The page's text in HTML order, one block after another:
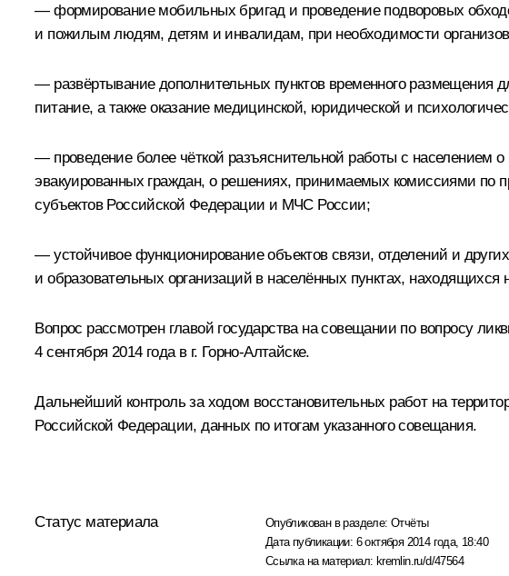
— формирование мобильных бригад и проведение подворовых
и пожилым людям, детям и инвалидам, при необходимости
— развёртывание дополнительных пунктов временного размещения
питание, а также оказание медицинской, юридической и
— проведение более чёткой разъяснительной работы с населением
эвакуированных граждан, о решениях, принимаемых комиссиями по
субъектов Российской Федерации и МЧС России;
— устойчивое функционирование объектов связи, отделений и
и образовательных организаций в населённых пунктах,
Вопрос рассмотрен главой государства на совещании по вопросу
4 сентября 2014 года в г. Горно-Алтайске.
Дальнейший контроль за ходом восстановительных работ на
Российской Федерации, данных по итогам указанного совещания.
Статус материала Опубликован в разделе:Отчёты
Дата публикации: 6 октября 2014 года, 18:40
Ссылка на материал: kremlin.ru/d/47564